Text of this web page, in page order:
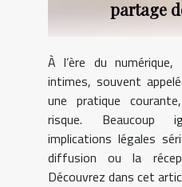
partage
À l’ère du
intimes, souvent
une pratique
risque. Beaucoup
implications légales
diffusion ou la
Découvrez dans cet